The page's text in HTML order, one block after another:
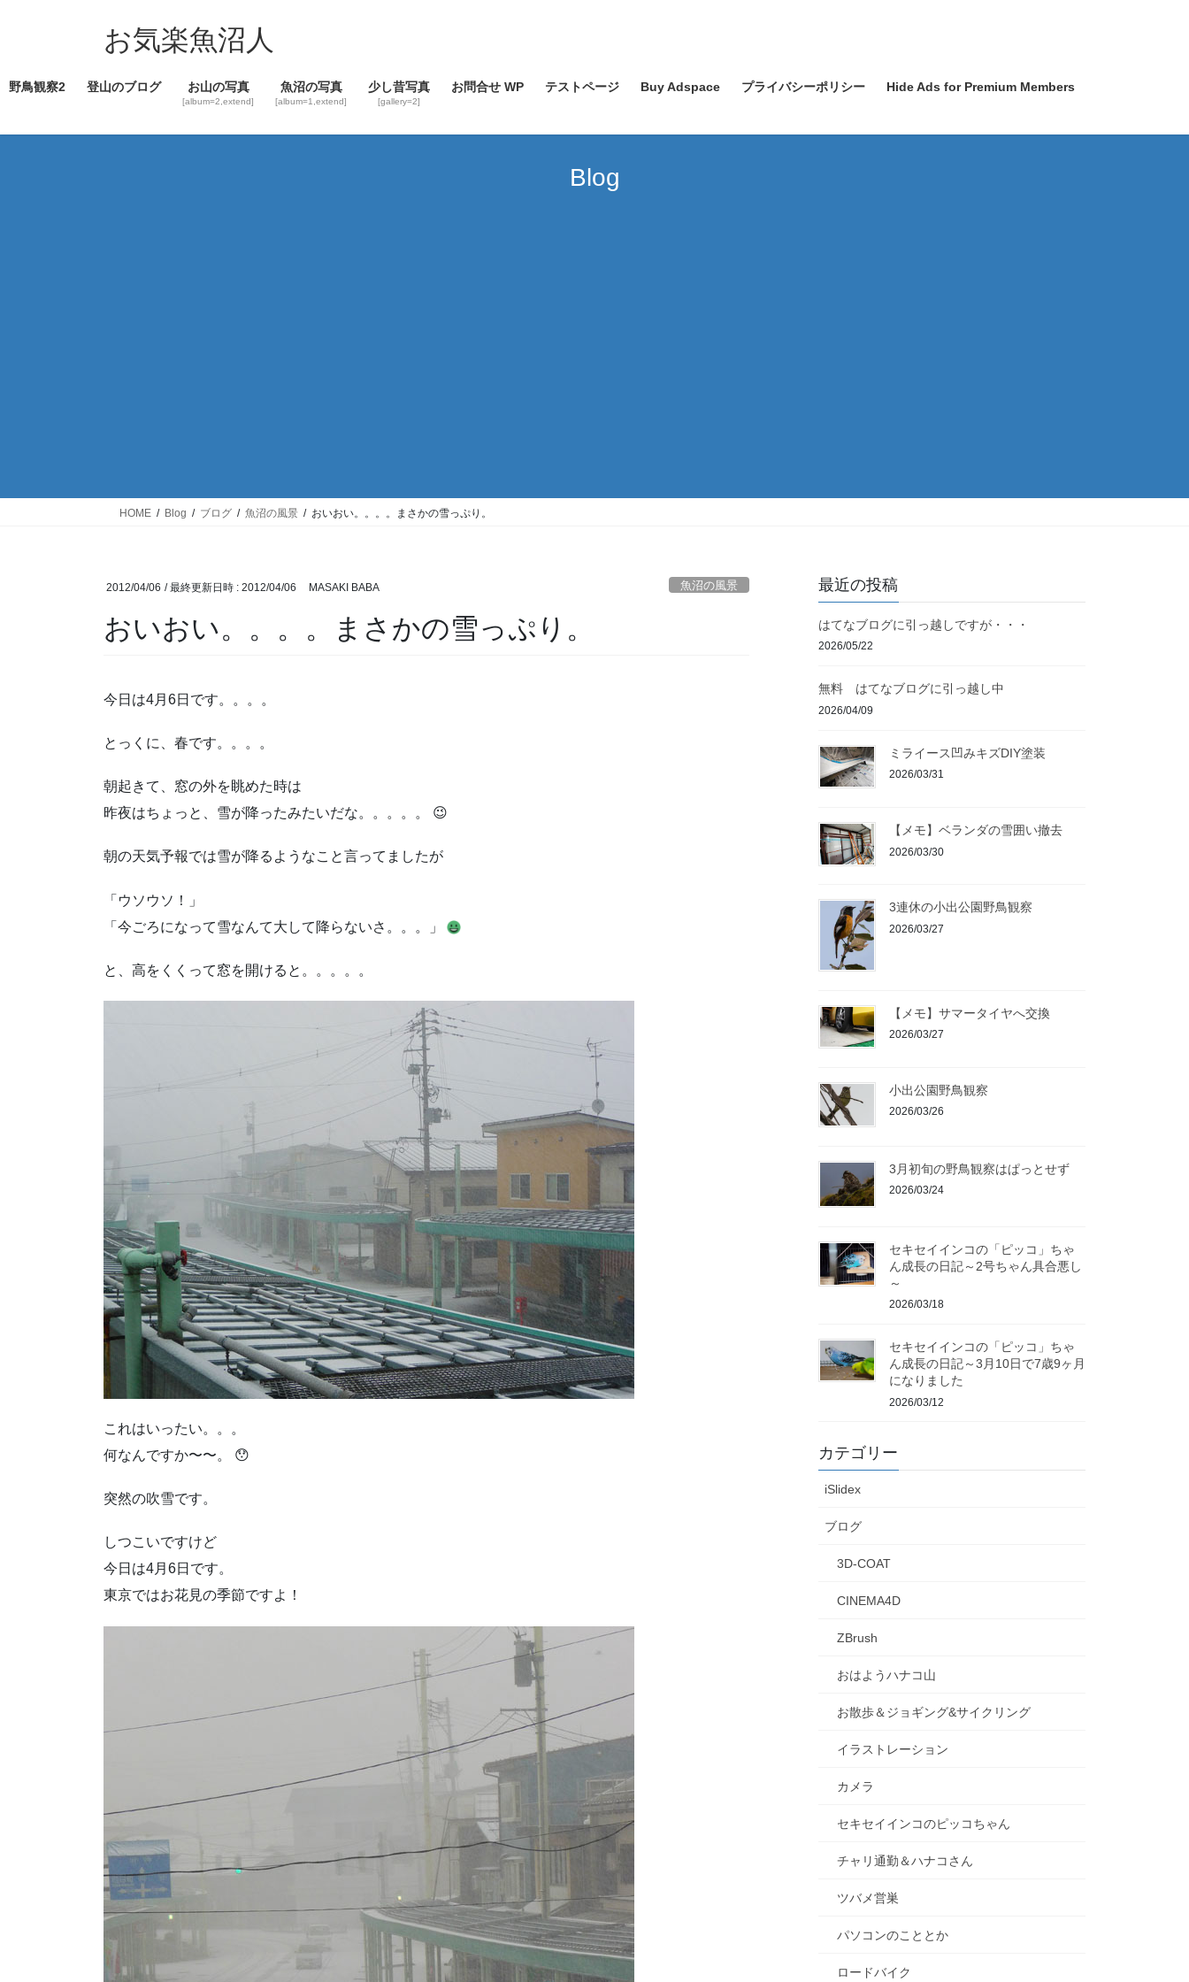
ツ
ス
シ
ン
お気楽魚沼人
野鳥観察2 登山のブログ お山の写真
[album=2,extend]
魚沼の写真
[album=1,extend]
少し昔写真
[gallery=2]
お問合せ WP テストページ Buy Adspace プライバシーポリシー Hide Ads for Premium Members
Blog
HOME Blog ブログ 魚沼の風景 おいおい。。。。まさかの雪っぷり。
2012/04/06 / 最終更新日時 : 2012/04/06 MASAKI BABA 魚沼の風景
おいおい。。。。まさかの雪っぷり。
今日は4月6日です。。。。
とっくに、春です。。。。
朝起きて、窓の外を眺めた時は
昨夜はちょっと、雪が降ったみたいだな。。。。。 😉
朝の天気予報では雪が降るようなこと言ってましたが
「ウソウソ！」
「今ごろになって雪なんて大して降らないさ。。。」
と、高をくくって窓を開けると。。。。。
これはいったい。。。
何なんですか〜〜。 😯
突然の吹雪です。
しつこいですけど
今日は4月6日です。
東京ではお花見の季節ですよ！
最近の投稿
はてなブログに引っ越しですが・・・
2026/05/22
無料 はてなブログに引っ越し中
2026/04/09
ミライース凹みキズDIY塗装
2026/03/31
【メモ】ベランダの雪囲い撤去
2026/03/30
3連休の小出公園野鳥観察
2026/03/27
【メモ】サマータイヤへ交換
2026/03/27
小出公園野鳥観察
2026/03/26
3月初旬の野鳥観察はぱっとせず
2026/03/24
セキセイインコの「ピッコ」ちゃ
ん成長の日記～2号ちゃん具合悪し
～
2026/03/18
セキセイインコの「ピッコ」ちゃ
ん成長の日記～3月10日で7歳9ヶ月
になりました
2026/03/12
カテゴリー
iSlidex
ブログ
3D-COAT
CINEMA4D
ZBrush
おはようハナコ山
お散歩＆ジョギング&サイクリング
イラストレーション
カメラ
セキセイインコのピッコちゃん
チャリ通勤＆ハナコさん
ツバメ営巣
パソコンのこととか
ロードバイク